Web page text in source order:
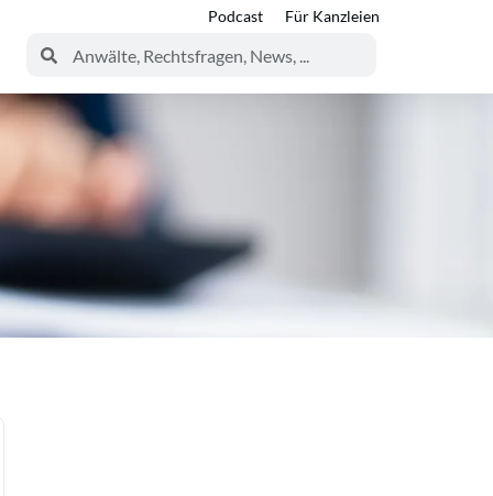
Podcast Für Kanzleien